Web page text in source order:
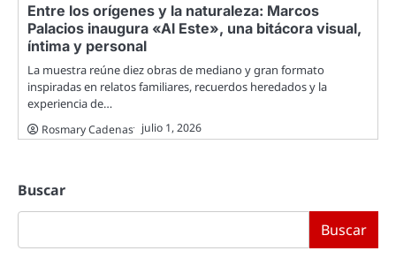
Entre los orígenes y la naturaleza: Marcos
Palacios inaugura «Al Este», una bitácora visual,
íntima y personal
La muestra reúne diez obras de mediano y gran formato
inspiradas en relatos familiares, recuerdos heredados y la
experiencia de…
Rosmary Cadenas julio 1, 2026
Buscar
Buscar